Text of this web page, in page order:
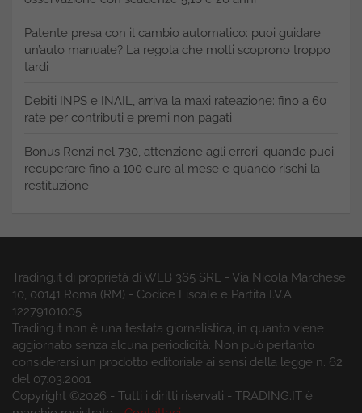
Patente presa con il cambio automatico: puoi guidare
un’auto manuale? La regola che molti scoprono troppo
tardi
Debiti INPS e INAIL, arriva la maxi rateazione: fino a 60
rate per contributi e premi non pagati
Bonus Renzi nel 730, attenzione agli errori: quando puoi
recuperare fino a 100 euro al mese e quando rischi la
restituzione
Trading.it di proprietà di WEB 365 SRL - Via Nicola Marchese
10, 00141 Roma (RM) - Codice Fiscale e Partita I.V.A.
12279101005
Trading.it non è una testata giornalistica, in quanto viene
aggiornato senza alcuna periodicità. Non può pertanto
considerarsi un prodotto editoriale ai sensi della legge n. 62
del 07.03.2001
Copyright ©2026 - Tutti i diritti riservati - TRADING.IT è